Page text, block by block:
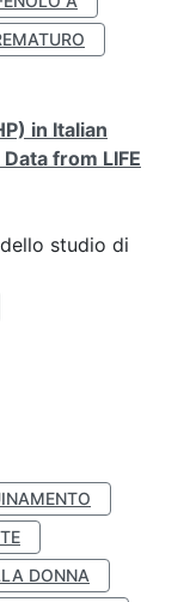
in Italian
from LIFE
studio di
DONNA